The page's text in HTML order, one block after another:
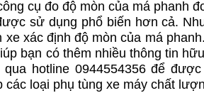
cụ đo độ mòn của má phanh
sử dụng phổ biến hơn cả.
xe xác định độ mòn của má
bạn có thêm nhiều thông tin
qua hotline 0944554356 để
các loại phụ tùng xe máy chất